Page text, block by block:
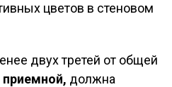
цветов в стеновом
двух третей от общей
приемной, должна